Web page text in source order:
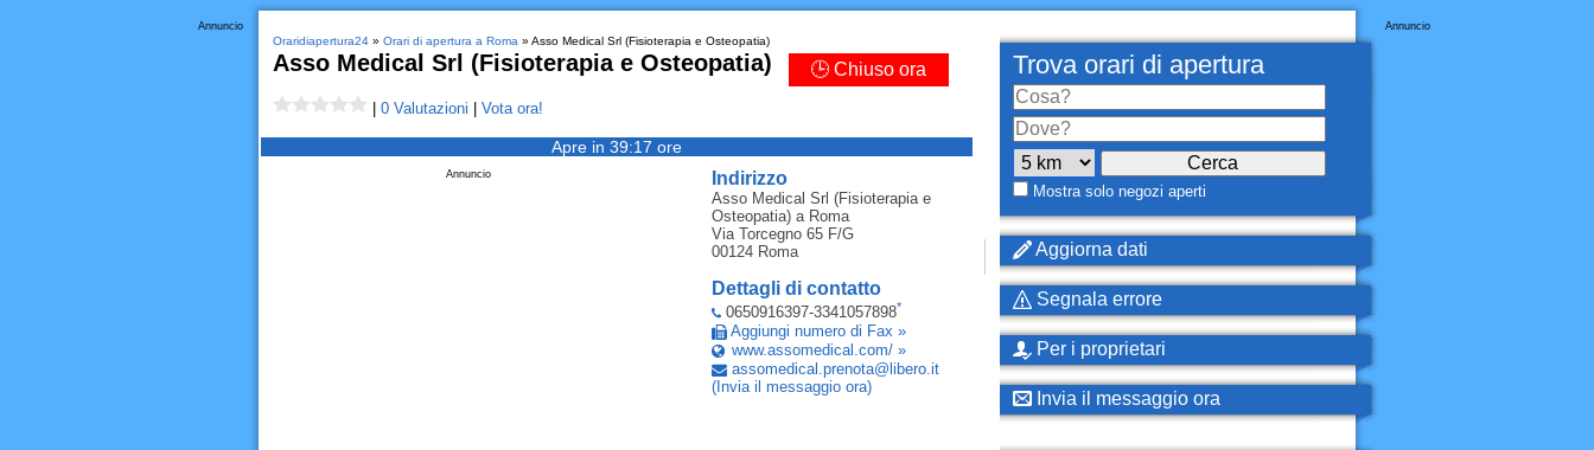
Annuncio
Oraridiapertura24» Orari di apertura a Roma » Asso Medical Srl (Fisioterapia e Osteopatia)
Asso Medical Srl (Fisioterapia e Osteopatia) 🕒 Chiuso ora
0 Valutazioni Vota ora!
Apre in 39:17 ore
Indirizzo
Asso Medical Srl (Fisioterapia e
Osteopatia)a Roma
Via Torcegno 65 F/G
00124 Roma
Dettagli di contatto
0650916397-3341057898*
Aggiungi numero di Fax »
www.assomedical.com/ »
assomedical .prenota@ libero.it
(Invia il messaggio ora)
Annuncio
Annuncio
Trova orari di apertura
Mostra solo negozi aperti
Aggiorna dati
Segnala errore
Per i proprietari
Invia il messaggio ora